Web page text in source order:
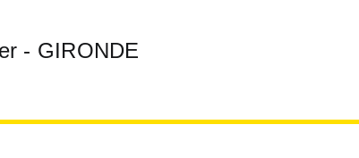
- GIRONDE